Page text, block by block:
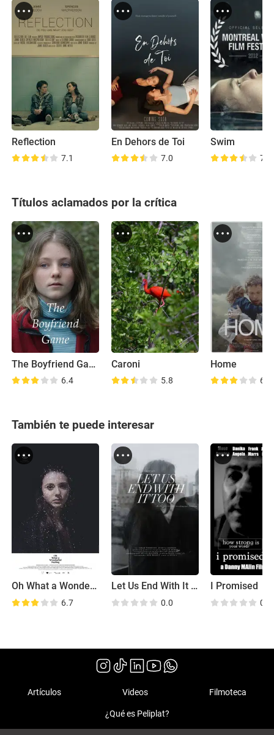
Reflection
7.1
En Dehors de Toi
7.0
Swim
7.3
Títulos aclamados por la crítica
The Boyfriend Game
6.4
Caroni
5.8
Home
6.7
También te puede interesar
Oh What a Wonderful Feeling
6.7
Let Us End With It Too
0.0
I Promised
0.0
Artículos Videos Filmoteca
¿Qué es Peliplat?